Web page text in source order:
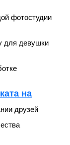
фотостудии
для девушки
на
друзей